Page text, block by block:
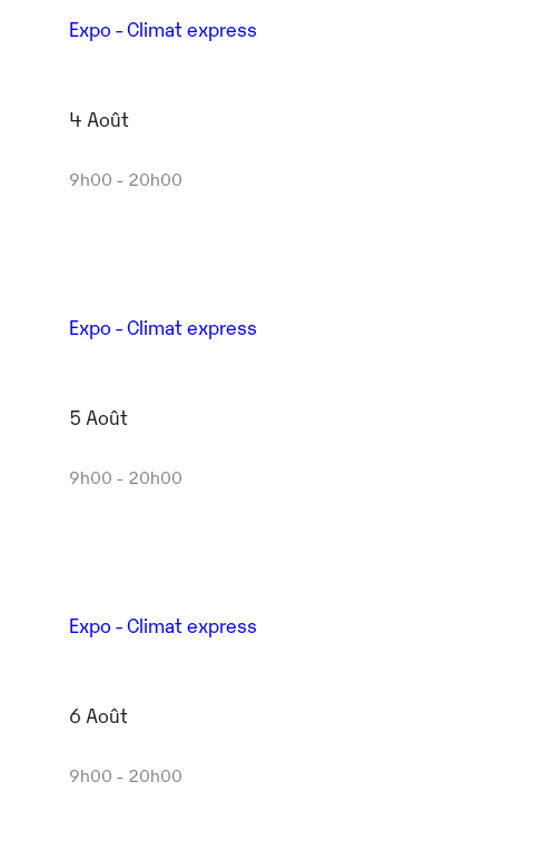
Expo - Climat express
4 Août
9h00 - 20h00
Expo - Climat express
5 Août
9h00 - 20h00
Expo - Climat express
6 Août
9h00 - 20h00